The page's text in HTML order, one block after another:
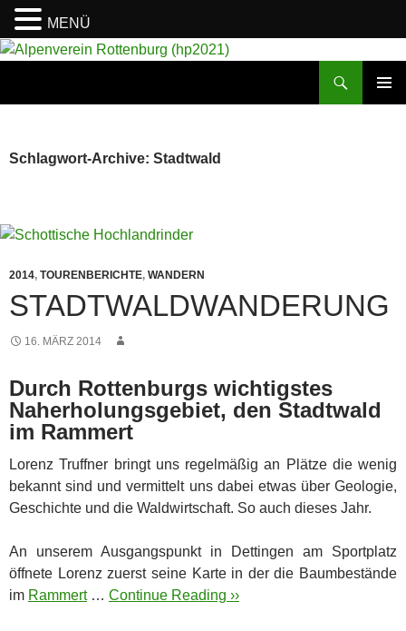
Schlagwort-Archive: Stadtwald
2014, TOURENBERICHTE, WANDERN
STADTWALDWANDERUNG
16. MÄRZ 2014
Durch Rottenburgs wichtigstes
Naherholungsgebiet, den Stadtwald
im Rammert
Lorenz Truffner bringt uns regelmäßig an Plätze die wenig
bekannt sind und vermittelt uns dabei etwas über Geologie,
Geschichte und die Waldwirtschaft. So auch dieses Jahr.
An unserem Ausgangspunkt in Dettingen am Sportplatz
öffnete Lorenz zuerst seine Karte in der die Baumbestände
im Rammert… Continue Reading ››
MENÜ